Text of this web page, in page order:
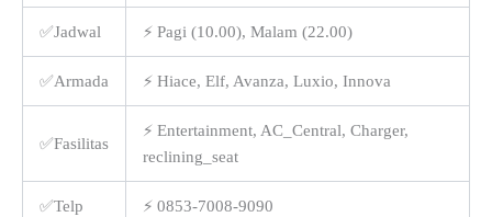
✅Jadwal ⚡ Pagi (10.00), Malam (22.00)
✅Armada ⚡ Hiace, Elf, Avanza, Luxio, Innova
✅Fasilitas
⚡ Entertainment, AC_Central, Charger,
reclining_seat
✅Telp ⚡ 0853-7008-9090